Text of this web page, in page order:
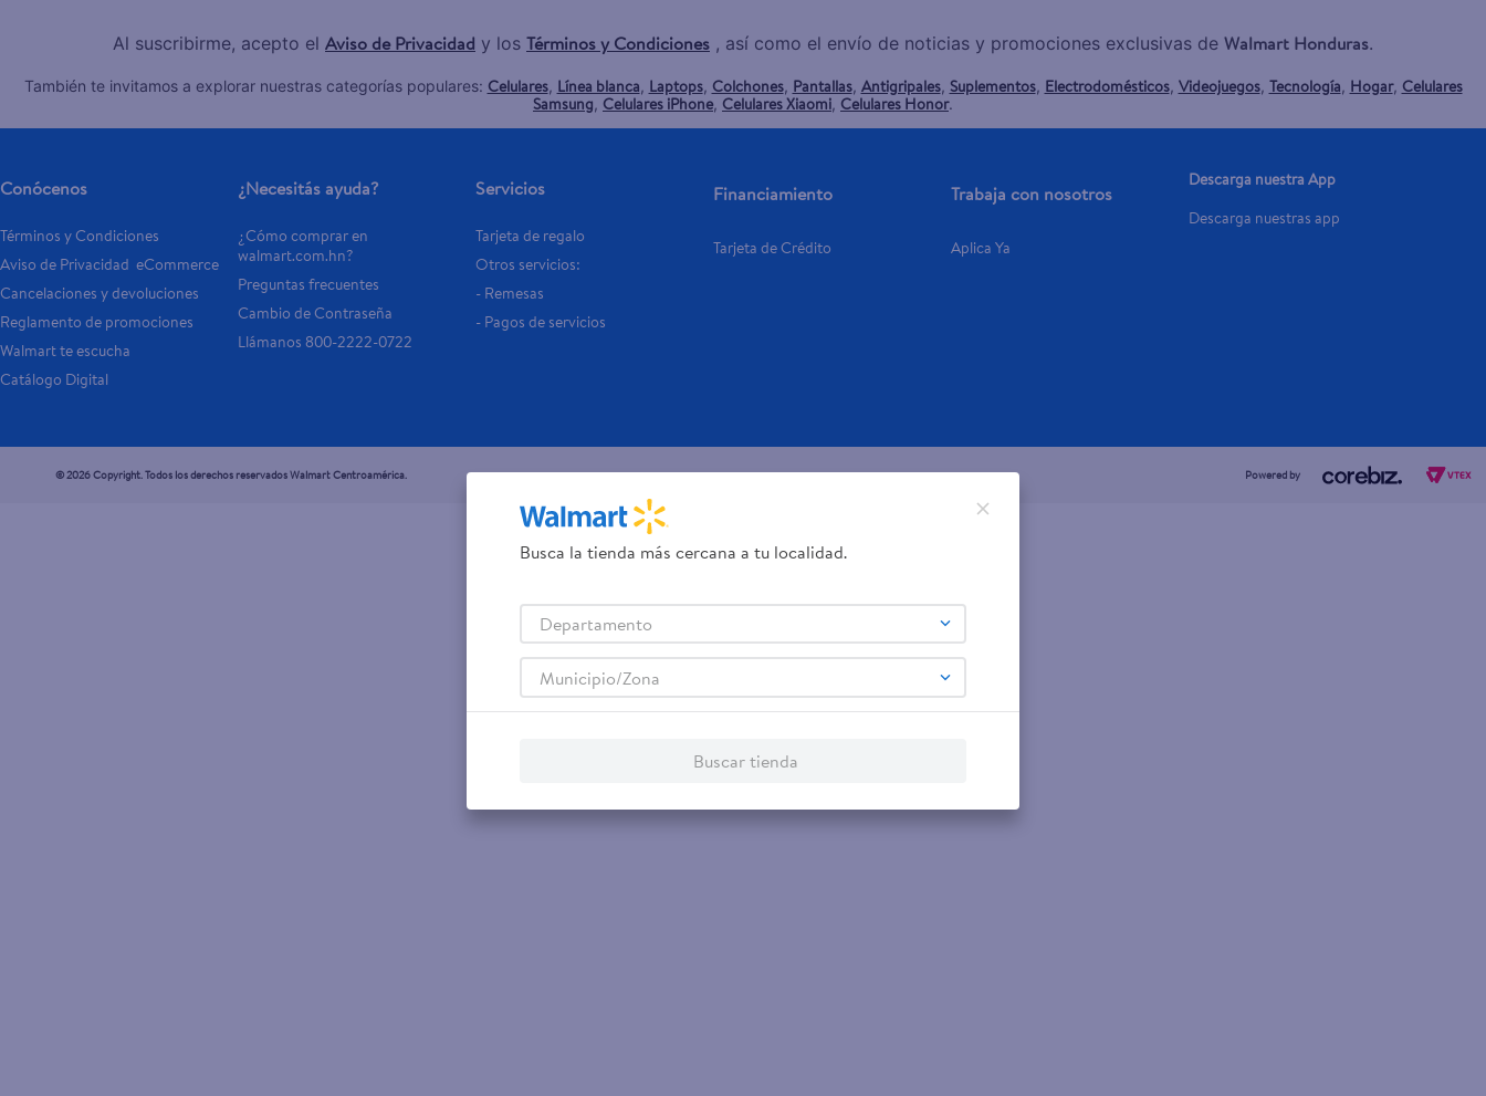
Al suscribirme, acepto el Aviso de Privacidad y los Términos y Condiciones , así como el envío de noticias y promociones exclusivas de Walmart Honduras.
También te invitamos a explorar nuestras categorías populares: Celulares, Línea blanca, Laptops, Colchones, Pantallas, Antigripales, Suplementos, Electrodomésticos, Videojuegos, Tecnología, Hogar, Celulares
Samsung, Celulares iPhone, Celulares Xiaomi, Celulares Honor.
Conócenos
Términos y Condiciones
Aviso de Privacidad  eCommerce
Cancelaciones y devoluciones
Reglamento de promociones
Walmart te escucha
Catálogo Digital
¿Necesitás ayuda?
¿Cómo comprar en
walmart.com.hn?
Preguntas frecuentes
Cambio de Contraseña
Llámanos 800-2222-0722
Servicios
Tarjeta de regalo
Otros servicios:
- Remesas
- Pagos de servicios
Financiamiento
Tarjeta de Crédito
Trabaja con nosotros
Aplica Ya
Descarga nuestra App
Descarga nuestras app
© 2026 Copyright. Todos los derechos reservados Walmart Centroamérica. Powered by
Busca la tienda más cercana a tu localidad.
Departamento
Municipio/Zona
Buscar tienda